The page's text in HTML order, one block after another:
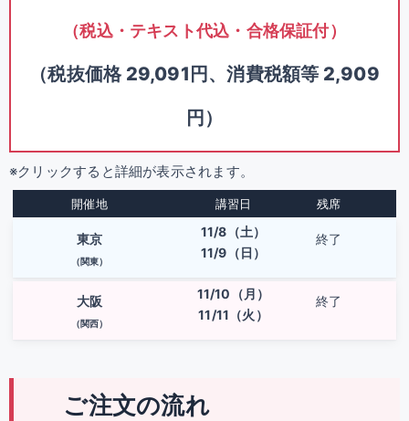
（税込・テキスト代込・合格保証付）
（税抜価格 29,091円、消費税額等 2,909
円）
※クリックすると詳細が表示されます。
開催地 講習日 残席
東京
（関東）
11/8（土）
11/9（日）
終了
大阪
（関西）
11/10（月）
11/11（火）
終了
ご注文の流れ